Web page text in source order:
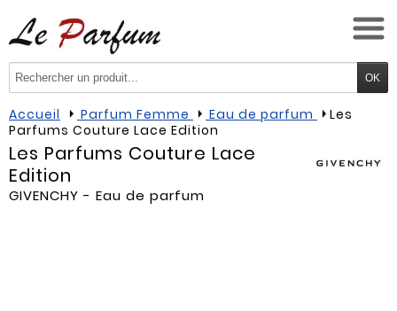
Accueil Parfum Femme Eau de parfum
Les
Parfums Couture Lace Edition
Les Parfums Couture Lace
Edition
GIVENCHY - Eau de parfum